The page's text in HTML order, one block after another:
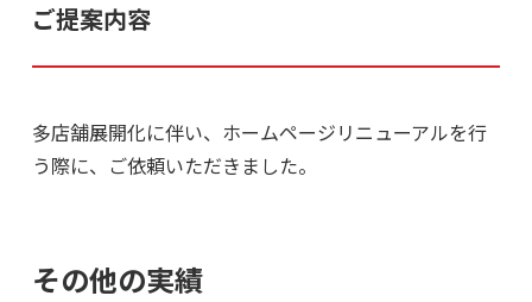
ご提案内容
多店舗展開化に伴い、ホームページリニューアルを行
う際に、ご依頼いただきました。
その他の実績